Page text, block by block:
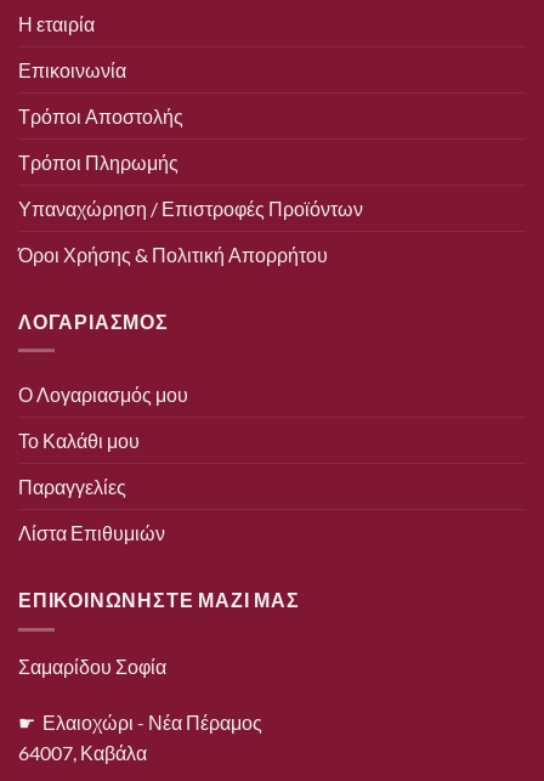
Η εταιρία
Επικοινωνία
Τρόποι Αποστολής
Τρόποι Πληρωμής
Υπαναχώρηση / Επιστροφές Προϊόντων
Όροι Χρήσης & Πολιτική Απορρήτου
ΛΟΓΑΡΙΑΣΜΟΣ
Ο Λογαριασμός μου
Το Καλάθι μου
Παραγγελίες
Λίστα Επιθυμιών
ΕΠΙΚΟΙΝΩΝΗΣΤΕ ΜΑΖΙ ΜΑΣ
Σαμαρίδου Σοφία
☛ Ελαιοχώρι - Νέα Πέραμος
64007, Καβάλα